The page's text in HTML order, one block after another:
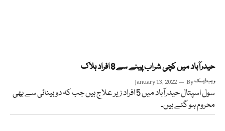
حیدرآباد میں کچی شراب پینے سے 8 افراد ہلاک
January 13, 2022 Byویب ڈیسک
سول اسپتال حیدرآباد میں 5 افراد زیر علاج ہیں جب کہ دو بینائی سے بھی
محروم ہو گئے ہیں۔